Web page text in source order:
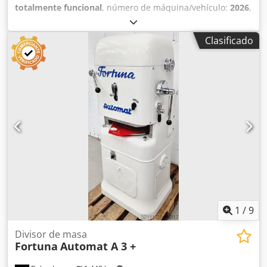
totalmente funcional, número de máquina/vehículo: 2026,
24 meses
longitud total:860 mm, altura total:1.380 mm, peso en
vacío:130 kg , anchura de trabajo: 450 mm
, espacio
necesario altura:
, espacio necesario longitud:
860 mm
, espacio necesario anchura:450 mm
+++ NUEVO +++ - Divisor de masa manual - Adecuado para
aprox. 50 – 170 g - No requiere conexión eléctrica - Ocupa
poco espacio - Con bandeja de reparto - Construcción
robusta Máquina nueva 24 meses de garantía + servicio de
repuestos Servicio de leasing y alquiler Caja de repuestos
Servicio de entrega Csdpfeu Sfkqsx Ac Usrf ¡Muchos otros
divisores de masa en stock!
Clasificado
1 /9
Divisor de masa
Fortuna Automat A 3 +